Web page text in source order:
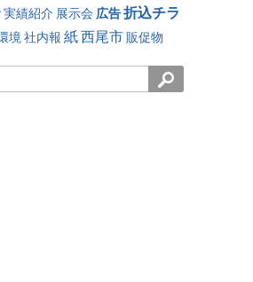
実績紹介 展示会 広告 折込チラ
境 社内報 紙西尾市 販促物